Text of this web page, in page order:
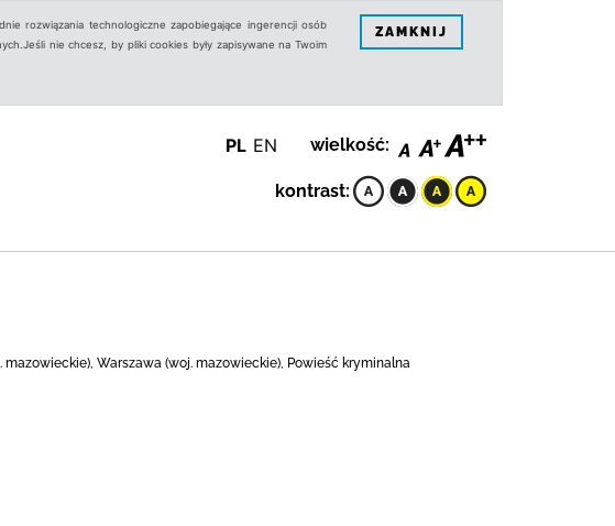
rozwiązania technologiczne zapobiegające ingerencji osób
nie chcesz, by pliki cookies były zapisywane na Twoim
ZAMKNIJ
PL EN wielkość:
kontrast:
Warszawa (woj. mazowieckie), Powieść kryminalna